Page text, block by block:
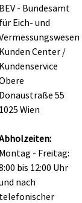
BEV - Bundesamt
für Eich- und
Kunden Center /
Kundenservice
Donaustraße 55
1025 Wien
Montag - Freitag:
bis 12:00 Uhr
nach
telefonischer